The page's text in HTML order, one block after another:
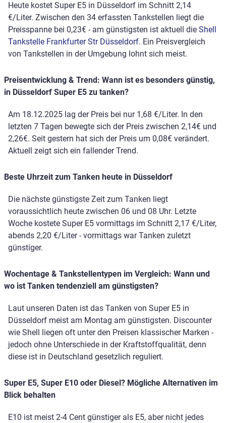
Heute kostet Super E5 in Düsseldorf im Schnitt 2,14
€/Liter. Zwischen den 34 erfassten Tankstellen liegt die
Preisspanne bei 0,23€ - am günstigsten ist aktuell die Shell
Tankstelle Frankfurter Str Düsseldorf. Ein Preisvergleich
von Tankstellen in der Umgebung lohnt sich meist.
Preisentwicklung & Trend: Wann ist es besonders günstig,
in Düsseldorf Super E5 zu tanken?
Am 18.12.2025 lag der Preis bei nur 1,68 €/Liter. In den
letzten 7 Tagen bewegte sich der Preis zwischen 2,14€ und
2,26€. Seit gestern hat sich der Preis um 0,08€ verändert.
Aktuell zeigt sich ein fallender Trend.
Beste Uhrzeit zum Tanken heute in Düsseldorf
Die nächste günstigste Zeit zum Tanken liegt
voraussichtlich heute zwischen 06 und 08 Uhr. Letzte
Woche kostete Super E5 vormittags im Schnitt 2,17 €/Liter,
abends 2,20 €/Liter - vormittags war Tanken zuletzt
günstiger.
Wochentage & Tankstellentypen im Vergleich: Wann und
wo ist Tanken tendenziell am günstigsten?
Laut unseren Daten ist das Tanken von Super E5 in
Düsseldorf meist am Montag am günstigsten. Discounter
wie Shell liegen oft unter den Preisen klassischer Marken -
jedoch ohne Unterschiede in der Kraftstoffqualität, denn
diese ist in Deutschland gesetzlich reguliert.
Super E5, Super E10 oder Diesel? Mögliche Alternativen im
Blick behalten
E10 ist meist 2-4 Cent günstiger als E5, aber nicht jedes